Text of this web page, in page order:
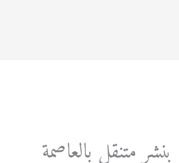
بنشر متنقل بالعاصمة